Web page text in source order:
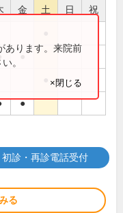
金 土 日 祝
●
●
あります。来院前
。
×閉じる
初診・再診電話受付
る